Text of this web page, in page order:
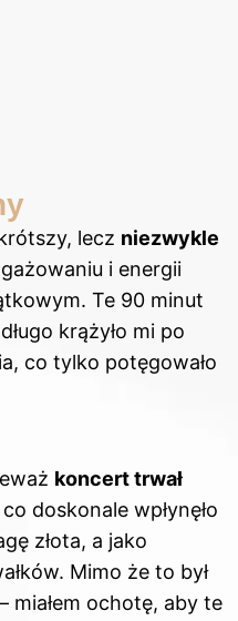
lecz niezwykle
i energii
Te 90 minut
krążyło mi po
co tylko potęgowało
koncert trwał
doskonale wpłynęło
złota, a jako
Mimo że to był
miałem ochotę, aby te